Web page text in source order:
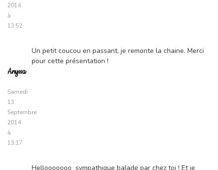
2014
à
13:52
Anyssa
Samedi
13
Septembre
2014
à
13:17
Un petit coucou en passant, je remonte la chaine. Merci
pour cette présentation !
Hellooooooo sympathique balade par chez toi ! Et je